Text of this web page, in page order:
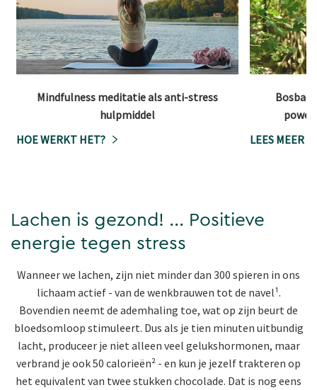
Mindfulness meditatie als anti-stress
hulpmiddel
HOE WERKT HET?
LEES MEER
Lachen is gezond! ... Positieve
energie tegen stress
Wanneer we lachen, zijn niet minder dan 300 spieren in ons
lichaam actief - van de wenkbrauwen tot de navel¹.
Bovendien neemt de ademhaling toe, wat op zijn beurt de
bloedsomloop stimuleert. Dus als je tien minuten uitbundig
lacht, produceer je niet alleen veel gelukshormonen, maar
verbrand je ook 50 calorieën² - en kun je jezelf trakteren op
het equivalent van twee stukken chocolade. Dat is nog eens